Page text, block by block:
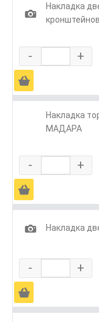
1
Накладка
- +
Ä
Накладка
МАДАРА
- +
Ä
1
Накладка
- +
Ä